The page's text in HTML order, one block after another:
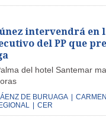
intervendrá en
del PP que
del hotel Santemar
DE BURUAGA
CER